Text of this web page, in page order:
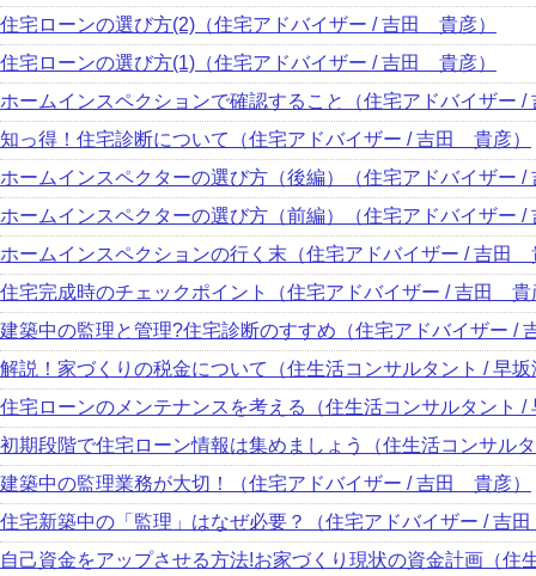
住宅ローンの選び方(2)（住宅アドバイザー / 吉田 貴彦）
住宅ローンの選び方(1)（住宅アドバイザー / 吉田 貴彦）
ホームインスペクションで確認すること（住宅アドバイザー
知っ得！住宅診断について（住宅アドバイザー / 吉田 貴彦）
ホームインスペクターの選び方（後編）（住宅アドバイザー
ホームインスペクターの選び方（前編）（住宅アドバイザー
ホームインスペクションの行く末（住宅アドバイザー / 吉田
住宅完成時のチェックポイント（住宅アドバイザー / 吉田 貴
建築中の監理と管理?住宅診断のすすめ（住宅アドバイザー /
解説！家づくりの税金について（住生活コンサルタント / 早坂
住宅ローンのメンテナンスを考える（住生活コンサルタント /
初期段階で住宅ローン情報は集めましょう（住生活コンサル
建築中の監理業務が大切！（住宅アドバイザー / 吉田 貴彦）
住宅新築中の「監理」はなぜ必要？（住宅アドバイザー / 吉
自己資金をアップさせる方法!お家づくり現状の資金計画（住